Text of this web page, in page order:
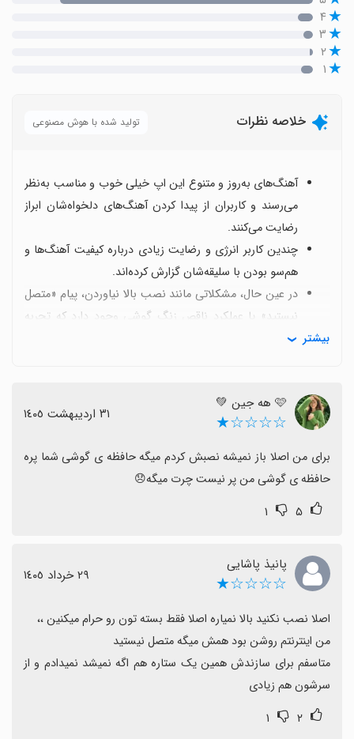
۴
۳
۲
۱
خلاصه نظرات تولید شده با هوش مصنوعی
آهنگ‌های به‌روز و متنوع این اپ خیلی خوب و مناسب به‌نظر
می‌رسند و کاربران از پیدا کردن آهنگ‌های دلخواه‌شان ابراز
رضایت می‌کنند.
چندین کاربر انرژی و رضایت زیادی درباره کیفیت آهنگ‌ها و
هم‌سو بودن با سلیقه‌شان گزارش کرده‌اند.
در عین حال، مشکلاتی مانند نصب بالا نیاوردن، پیام «متصل
نیستید» یا عملکرد ناقص زنگ گوشی وجود دارد که تجربه
کاربران را تحت‌تأثیر قرار می‌دهد.
کنند.
استفاده از فیلترشکن یا VPN برای دسترسی گزارش شده،
برخی مواقع مفید بوده اما همچنان با محدودیت‌های اتصال
مواجه می‌شود.
اتصال و عملکرد زنگ تماس می‌تواند تجربه کاربری را به سطح
بیشتر
🩷 هه جین 💚
☆☆☆☆★ ٣١ اردیبهشت ١٤٠٥
حافظه ی گوشی من پر نیست چرت میگه😞
۵ ۱
پانیذ پاشایی
☆☆☆☆★ ٢٩ خرداد ١٤٠٥
سرشون هم زیادی
۲ ۱